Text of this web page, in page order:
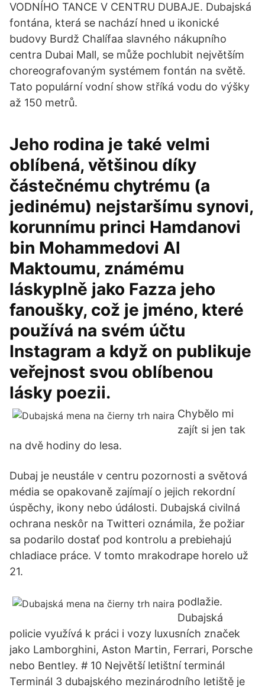
VODNÍHO TANCE V CENTRU DUBAJE. Dubajská
fontána, která se nachází hned u ikonické
budovy Burdž Chalífaa slavného nákupního
centra Dubai Mall, se může pochlubit největším
choreografovaným systémem fontán na světě.
Tato populární vodní show stříká vodu do výšky
až 150 metrů.
Jeho rodina je také velmi
oblíbená, většinou díky
částečnému chytrému (a
jedinému) nejstaršímu synovi,
korunnímu princi Hamdanovi
bin Mohammedovi Al
Maktoumu, známému
láskyplně jako Fazza jeho
fanoušky, což je jméno, které
používá na svém účtu
Instagram a když on publikuje
veřejnost svou oblíbenou
lásky poezii.
Chybělo mi
zajít si jen tak
na dvě hodiny do lesa.
Dubaj je neustále v centru pozornosti a světová
média se opakovaně zajímají o jejich rekordní
úspěchy, ikony nebo údálosti. Dubajská civilná
ochrana neskôr na Twitteri oznámila, že požiar
sa podarilo dostať pod kontrolu a prebiehajú
chladiace práce. V tomto mrakodrape horelo už
21.
podlažie.
Dubajská
policie využívá k práci i vozy luxusních značek
jako Lamborghini, Aston Martin, Ferrari, Porsche
nebo Bentley. # 10 Největší letištní terminál
Terminál 3 dubajského mezinárodního letiště je